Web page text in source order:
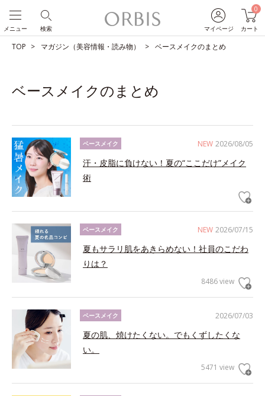
マイページ
0
カート
検索
メニュー
TOP マガジン（美容情報・読み物） ベースメイクのまとめ
ベースメイクのまとめ
NEW 2026/08/05
ベースメイク
汗・皮脂に負けない！夏の“ここだけ”メイク
術
NEW 2026/07/15
ベースメイク
夏もサラリ肌をあきらめない！社員のこだわ
りは？
8486 view
2026/07/03
ベースメイク
夏の肌、焼けたくない。でもくずしたくな
い。
5471 view